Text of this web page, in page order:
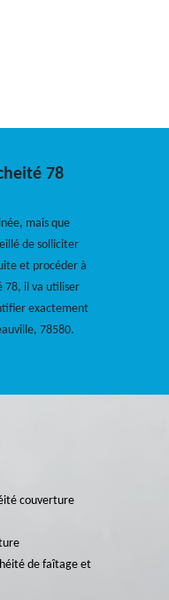
78
mais que
de solliciter
et procéder à
78, il va utiliser
exactement
78580.
couverture
de faîtage et